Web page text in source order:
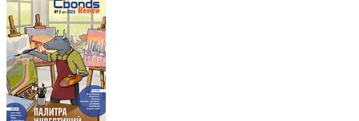
17.09.2026, Ташкент
ЖурналCbonds Review